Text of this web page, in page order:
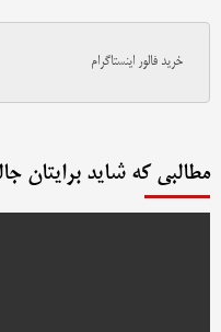
خرید فالور اینستاگرام
مطالبی که شاید برایتان